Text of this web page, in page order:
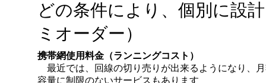
どの条件により、個別に設
ミオーダー）
携帯網使用料金（ランニングコスト）
最近では、回線の切り売りが出来るようになり、
容量に制限のないサービスもあります